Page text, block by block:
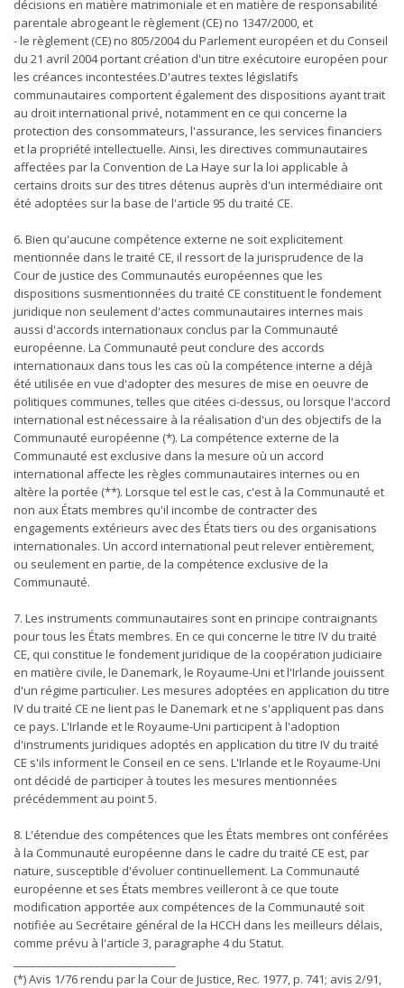
décisions en matière matrimoniale et en matière de responsabilité
parentale abrogeant le règlement (CE) no 1347/2000, et
- le règlement (CE) no 805/2004 du Parlement européen et du Conseil
du 21 avril 2004 portant création d'un titre exécutoire européen pour
les créances incontestées.D'autres textes législatifs
communautaires comportent également des dispositions ayant trait
au droit international privé, notamment en ce qui concerne la
protection des consommateurs, l'assurance, les services financiers
et la propriété intellectuelle. Ainsi, les directives communautaires
affectées par la Convention de La Haye sur la loi applicable à
certains droits sur des titres détenus auprès d'un intermédiaire ont
été adoptées sur la base de l'article 95 du traité CE.
6. Bien qu'aucune compétence externe ne soit explicitement
mentionnée dans le traité CE, il ressort de la jurisprudence de la
Cour de justice des Communautés européennes que les
dispositions susmentionnées du traité CE constituent le fondement
juridique non seulement d'actes communautaires internes mais
aussi d'accords internationaux conclus par la Communauté
européenne. La Communauté peut conclure des accords
internationaux dans tous les cas où la compétence interne a déjà
été utilisée en vue d'adopter des mesures de mise en oeuvre de
politiques communes, telles que citées ci-dessus, ou lorsque l'accord
international est nécessaire à la réalisation d'un des objectifs de la
Communauté européenne (*). La compétence externe de la
Communauté est exclusive dans la mesure où un accord
international affecte les règles communautaires internes ou en
altère la portée (**). Lorsque tel est le cas, c'est à la Communauté et
non aux États membres qu'il incombe de contracter des
engagements extérieurs avec des États tiers ou des organisations
internationales. Un accord international peut relever entièrement,
ou seulement en partie, de la compétence exclusive de la
Communauté.
7. Les instruments communautaires sont en principe contraignants
pour tous les États membres. En ce qui concerne le titre IV du traité
CE, qui constitue le fondement juridique de la coopération judiciaire
en matière civile, le Danemark, le Royaume-Uni et l'Irlande jouissent
d'un régime particulier. Les mesures adoptées en application du titre
IV du traité CE ne lient pas le Danemark et ne s'appliquent pas dans
ce pays. L'Irlande et le Royaume-Uni participent à l'adoption
d'instruments juridiques adoptés en application du titre IV du traité
CE s'ils informent le Conseil en ce sens. L'Irlande et le Royaume-Uni
ont décidé de participer à toutes les mesures mentionnées
précédemment au point 5.
8. L'étendue des compétences que les États membres ont conférées
à la Communauté européenne dans le cadre du traité CE est, par
nature, susceptible d'évoluer continuellement. La Communauté
européenne et ses États membres veilleront à ce que toute
modification apportée aux compétences de la Communauté soit
notifiée au Secrétaire général de la HCCH dans les meilleurs délais,
comme prévu à l'article 3, paragraphe 4 du Statut.
(*) Avis 1/76 rendu par la Cour de Justice, Rec. 1977, p. 741; avis 2/91,